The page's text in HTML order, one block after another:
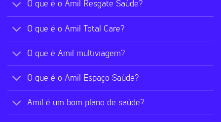
O que é o Amil Resgate Saúde?
O que é o Amil Total Care?
O que é Amil multiviagem?
O que é o Amil Espaço Saúde?
Amil é um bom plano de saúde?